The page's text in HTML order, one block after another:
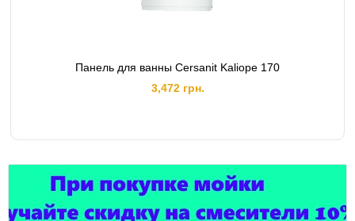
Панель для ванны Cersanit Kaliope 170
3,472 грн.